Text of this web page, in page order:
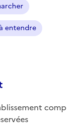
entendre
comp